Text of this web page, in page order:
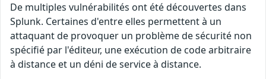
De multiples vulnérabilités ont été découvertes dans
Splunk. Certaines d'entre elles permettent à un
attaquant de provoquer un problème de sécurité non
spécifié par l'éditeur, une exécution de code arbitraire
à distance et un déni de service à distance.